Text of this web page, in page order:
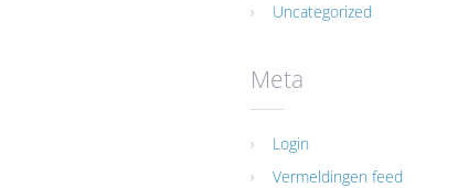
Uncategorized
Meta
Login
Vermeldingen feed